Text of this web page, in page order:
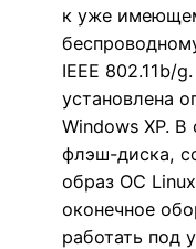
к уже
IEEE 802.11b/
установлена
Windows XP.
флэш-диска,
образ ОС
оконечное
работать под